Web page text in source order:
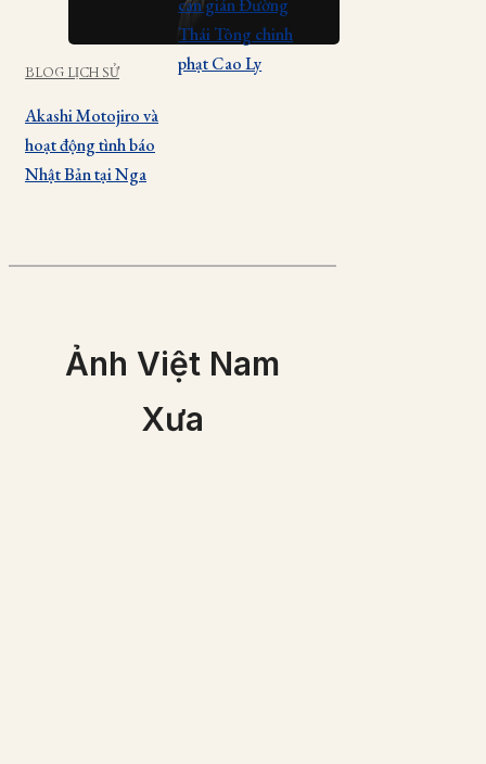
BLOG LỊCH SỬ
Akashi Motojiro và
hoạt động tình báo
Nhật Bản tại Nga
can gián Đường
Thái Tông chinh
phạt Cao Ly
Ảnh Việt Nam
Xưa